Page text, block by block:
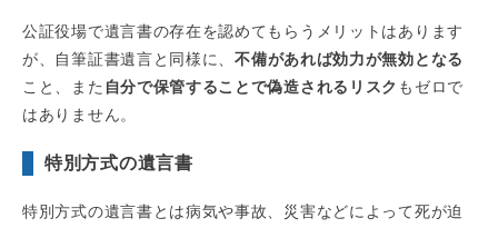
公証役場で遺言書の存在を認めてもらうメリットはあります
が、自筆証書遺言と同様に、不備があれば効力が無効となる
こと、また 自分で保管することで偽造されるリスク もゼロで
はありません。
特別方式の遺言書
特別方式の遺言書とは病気や事故、災害などによって死が迫